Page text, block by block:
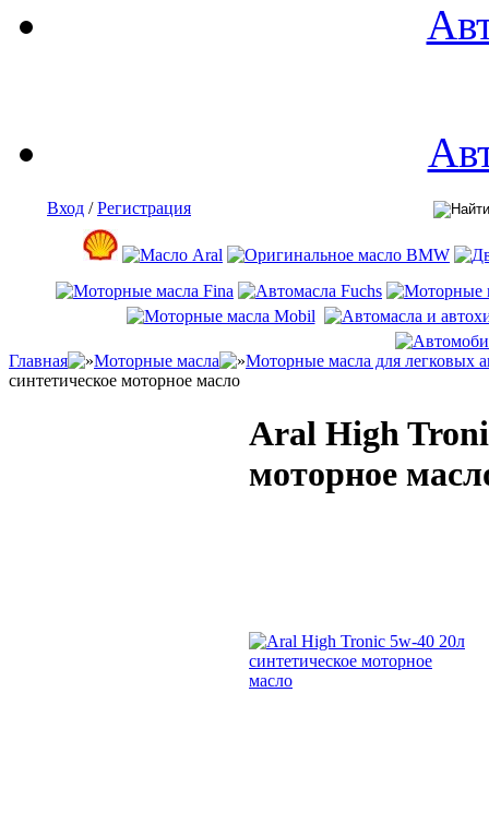
Вход /Регистрация
Главная Моторные масла
Моторные масла для легковых
синтетическое моторное масло
Aral High
моторное